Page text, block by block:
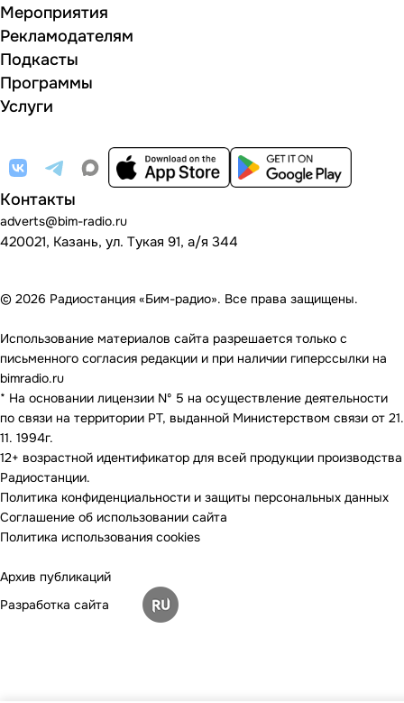
Мероприятия
Рекламодателям
Подкасты
Программы
Услуги
Контакты
adverts@bim-radio.ru
420021, Казань, ул. Тукая 91, а/я 344
© 2026 Радиостанция «Бим-радио». Все права защищены.
Использование материалов сайта разрешается только с
письменного согласия редакции и при наличии гиперссылки на
bimradio.ru
* На основании лицензии Nº 5 на осуществление деятельности
по связи на территории РТ, выданной Министерством связи от 21.
11. 1994г.
12+ возрастной идентификатор для всей продукции производства
Радиостанции.
Политика конфиденциальности и защиты персональных данных
Соглашение об использовании сайта
Политика использования cookies
Архив публикаций
Разработка сайта